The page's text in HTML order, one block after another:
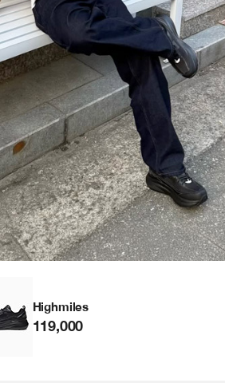
Highmiles
119,000